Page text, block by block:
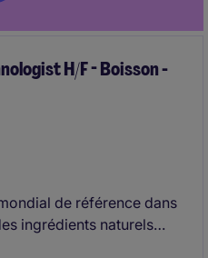
H/F - Boisson -
de référence dans
ingrédients naturels